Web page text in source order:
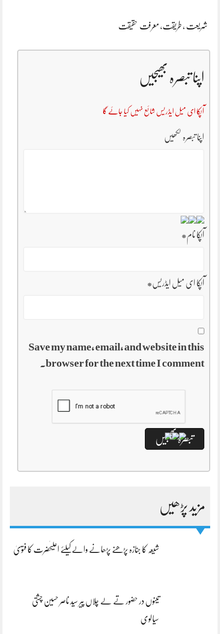
شریعت , طریقت, معرفت حقیقت
اپنا تبصرہ بھیجیں
آپکا ای میل ایڈریس شائع نہیں کیا جائے گا
اپنا تبصرہ لکھیں
آپکا نام*
آپکا ای میل ایڈریس*
Save my name, email, and website in this
browser for the next time I comment.
مزید پڑھیں
شیعہ کا جنازہ پڑھنے پڑھانے والےکیلئے اعلیٰحضرت کا فتویٰ
تینوں در حضور تے لے چلاں پیر سید ناصر حسین چشتی
سیالوی